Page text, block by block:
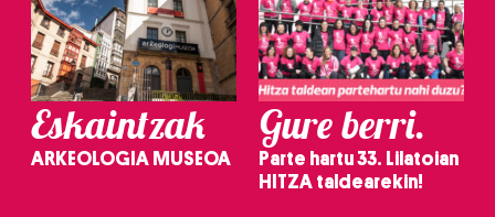
Eskaintzak
ARKEOLOGIA MUSEOA
Gure berri.
Parte hartu 33. Lilatoian
HITZA taldearekin!